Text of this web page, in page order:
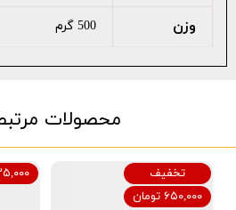
وزن 500 گرم
محصولات
۱۲۵,۰۰۰
تخفیف
۶۵۰,۰۰۰ تومان